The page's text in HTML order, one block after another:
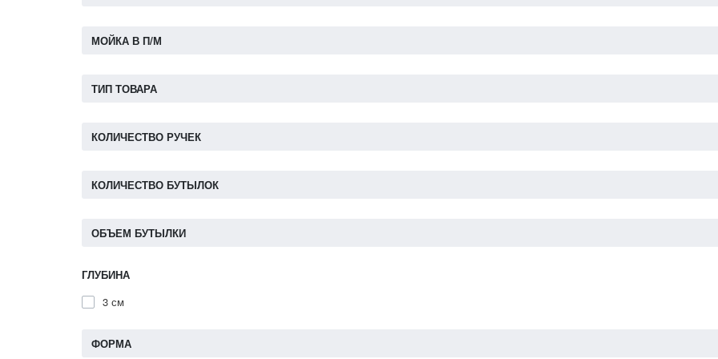
МОЙКА В П/М
ТИП ТОВАРА
КОЛИЧЕСТВО РУЧЕК
КОЛИЧЕСТВО БУТЫЛОК
ОБЪЕМ БУТЫЛКИ
ГЛУБИНА
3 см
ФОРМА